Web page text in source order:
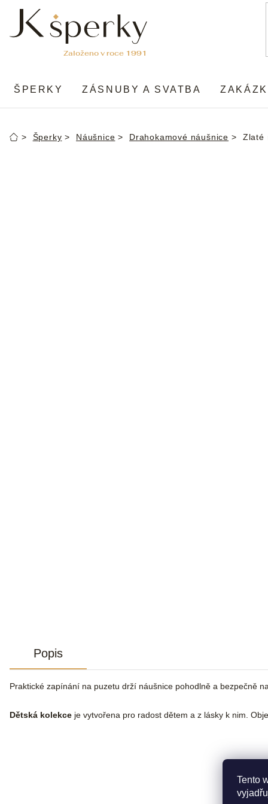
Tento
obsah
ŠPERKY ZÁSNUBY A SVATBA
DomůŠperky Náušnice Drahokamové náušnice Zlaté
Popis
Praktické zapínání na puzetu drží náušnice pohodlně a bezpečně
Dětská kolekce je vytvořena pro radost dětem a z lásky k nim.